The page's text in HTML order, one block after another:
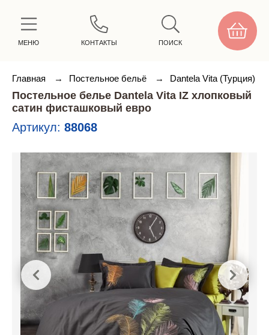
МЕНЮ КОНТАКТЫ ПОИСК
Главная → Постельное бельё → Dantela Vita (Турция)
Постельное белье Dantela Vita IZ хлопковый
сатин фисташковый евро
Артикул: 88068